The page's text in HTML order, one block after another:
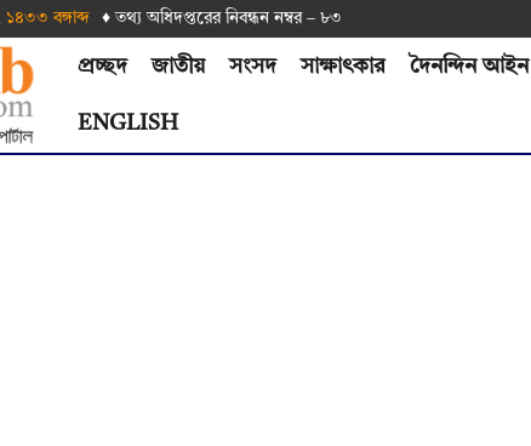
বঙ্গাব্দ ♦ তথ‌্য অ‌ধিদপ্ত‌রের নিবন্ধন নম্বর – ৮৩
প্রচ্ছদ জাতীয় সংসদ সাক্ষাৎকার দৈনন্দিন আইন
ENGLISH